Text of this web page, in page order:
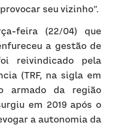
seu vizinho”.
feira (22/04) que
a gestão de
reivindicado pela
(TRF, na sigla em
armado da região
em 2019 após o
a autonomia da